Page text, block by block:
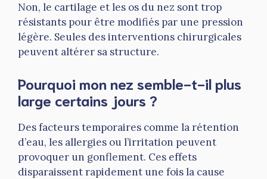
Non, le cartilage et les os du nez sont trop
résistants pour être modifiés par une pression
légère. Seules des interventions chirurgicales
peuvent altérer sa structure.
Pourquoi mon nez semble-t-il plus
large certains jours ?
Des facteurs temporaires comme la rétention
d’eau, les allergies ou l’irritation peuvent
provoquer un gonflement. Ces effets
disparaissent rapidement une fois la cause